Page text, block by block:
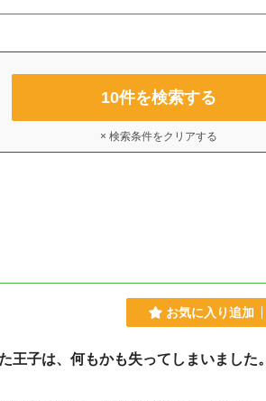
10件を検索する
× 検索条件をクリアする
お気に入り追加
子は、何もかも失ってしまいました。